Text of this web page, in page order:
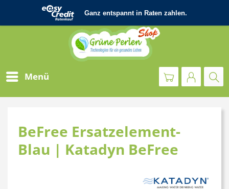
Menü
BeFree Ersatzelement-
Blau | Katadyn BeFree